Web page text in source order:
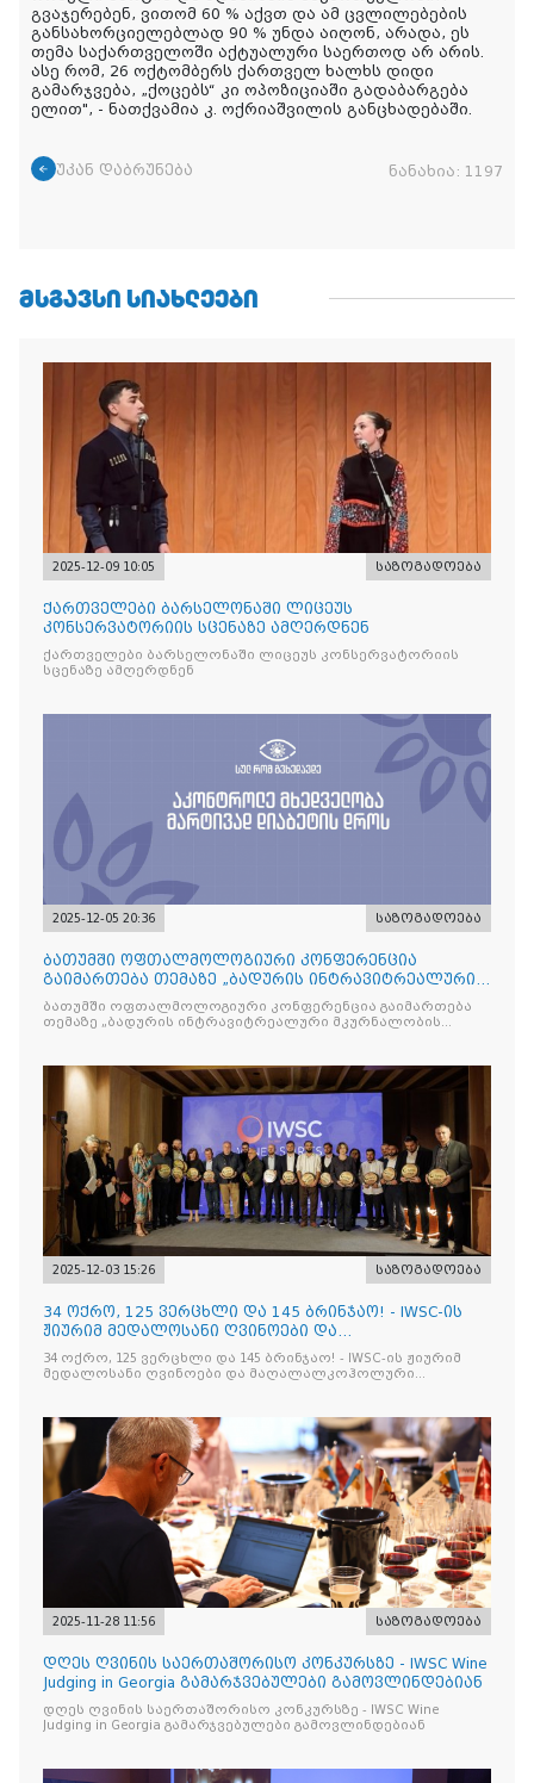
გვაჯერებენ, ვითომ 60 % აქვთ და ამ ცვლილებების
განსახორციელებლად 90 % უნდა აიღონ, არადა, ეს
თემა საქართველოში აქტუალური საერთოდ არ არის.
ასე რომ, 26 ოქტომბერს ქართველ ხალხს დიდი
გამარჯვება, „ქოცებს“ კი ოპოზიციაში გადაბარგება
ელით", - ნათქვამია კ. ოქრიაშვილის განცხადებაში.
უკან დაბრუნება ნანახია: 1197
ᲛᲡᲒᲐᲕᲡᲘ ᲡᲘᲐᲮᲚᲔᲔᲑᲘ
2025-12-09 10:05 საზოგადოება
ქართველები ბარსელონაში ლიცეუს
კონსერვატორიის სცენაზე ამღერდნენ
ქართველები ბარსელონაში ლიცეუს კონსერვატორიის
სცენაზე ამღერდნენ
2025-12-05 20:36 საზოგადოება
ბათუმში ოფთალმოლოგიური კონფერენცია
გაიმართება თემაზე „ბადურის ინტრავიტრეალური
მკურნალობის ოპტიმიზაცი
ბათუმში ოფთალმოლოგიური კონფერენცია გაიმართება
თემაზე „ბადურის ინტრავიტრეალური მკურნალობის
2025-12-03 15:26 საზოგადოება
34 ოქრო, 125 ვერცხლი და 145 ბრინჯაო! - IWSC-ის
ჟიურიმ მედალოსანი ღვინოები და
მაღალალკოჰოლური სასმელე
34 ოქრო, 125 ვერცხლი და 145 ბრინჯაო! - IWSC-ის ჟიურიმ
მედალოსანი ღვინოები და მაღალალკოჰოლური
2025-11-28 11:56 საზოგადოება
დღეს ღვინის საერთაშორისო კონკურსზე - IWSC Wine
Judging in Georgia გამარჯვებულები გამოვლინდებიან
დღეს ღვინის საერთაშორისო კონკურსზე - IWSC Wine
Judging in Georgia გამარჯვებულები გამოვლინდებიან